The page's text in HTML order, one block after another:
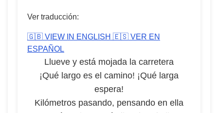
Ver traducción:
🇬🇧 VIEW IN ENGLISH 🇪🇸 VER EN
ESPAÑOL
Llueve y está mojada la carretera
¡Qué largo es el camino! ¡Qué larga
espera!
Kilómetros pasando, pensando en ella